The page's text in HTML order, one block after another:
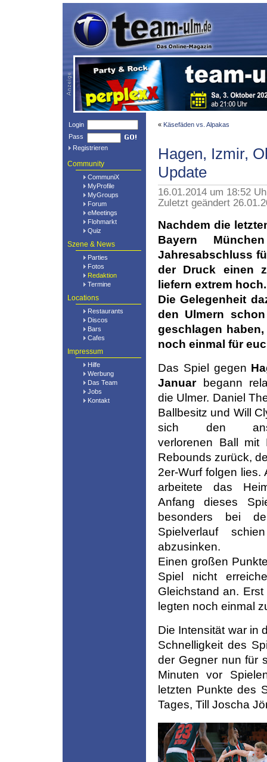
Login
Pass
Registrieren
Community
CommuniX
MyProfile
MyGroups
Forum
eMeetings
Flohmarkt
Quiz
Szene & News
Parties
Fotos
Redaktion
Termine
Locations
Restaurants
Discos
Bars
Cafes
Impressum
Hilfe
Werbung
Das Team
Jobs
Kontakt
« Käsefäden vs. Alpakas
Hagen, Izmir,
Update
16.01.2014 um 18:52
Zuletzt geändert
Nachdem die
Bayern
Jahresabschluss
der Druck einen
liefern extrem hoch.
Die Gelegenheit
den Ulmern
geschlagen
noch einmal für
Das Spiel gegen
Januar
begann
die Ulmer. Daniel
Ballbesitz und Will
sich den
verlorenen Ball mit
Rebounds zurück,
2er-Wurf folgen lies.
arbeitete das
Anfang dieses
besonders bei
Spielverlauf
abzusinken.
Einen großen
Spiel nicht
Gleichstand an.
legten noch einmal
Die Intensität war in
Schnelligkeit des
der Gegner nun für
Minuten vor
letzten Punkte des
Tages, Till Joscha